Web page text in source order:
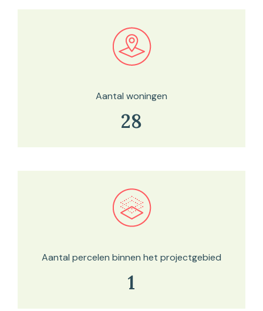
Bekijk in onze kaartviewer
Aantal woningen
28
Bekijk in onze kaartviewer
Aantal percelen binnen het projectgebied
1